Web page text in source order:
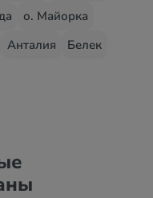
о. Майорка
Анталия
Белек